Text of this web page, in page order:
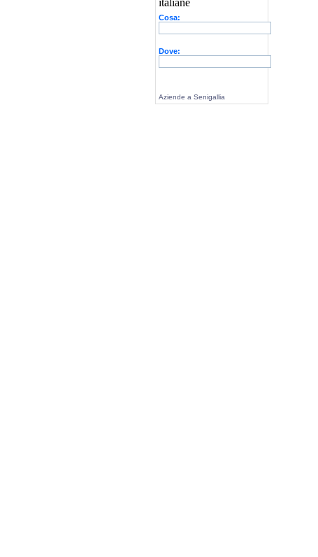
Cosa:
Dove:
Aziende a Senigallia